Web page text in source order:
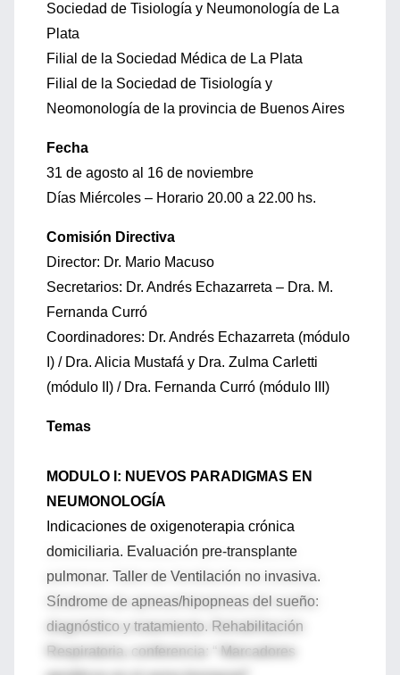
Sociedad de Tisiología y Neumonología de La
Plata
Filial de la Sociedad Médica de La Plata
Filial de la Sociedad de Tisiología y
Neomonología de la provincia de Buenos Aires
Fecha
31 de agosto al 16 de noviembre
Días Miércoles – Horario 20.00 a 22.00 hs.
Comisión Directiva
Director: Dr. Mario Macuso
Secretarios: Dr. Andrés Echazarreta – Dra. M.
Fernanda Curró
Coordinadores: Dr. Andrés Echazarreta (módulo
I) / Dra. Alicia Mustafá y Dra. Zulma Carletti
(módulo II) / Dra. Fernanda Curró (módulo III)
Temas
MODULO I: NUEVOS PARADIGMAS EN
NEUMONOLOGÍA
Indicaciones de oxigenoterapia crónica
domiciliaria. Evaluación pre-transplante
pulmonar. Taller de Ventilación no invasiva.
Síndrome de apneas/hipopneas del sueño:
diagnóstico y tratamiento. Rehabilitación
Respiratoria, conferencia: “ Marcadores